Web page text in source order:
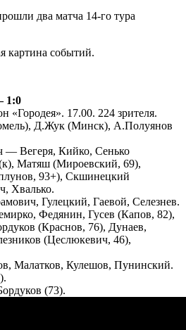
два матча 14-го тура
картина событий.
«Городея». 17.00. 224 зрителя.
Д.Жук (Минск), А.Полуянов
— Вегеря, Кийко, Сенько
Матяш (Мироевский, 69),
93+), Скшинецкий
Хвалько.
Гулецкий, Гаевой, Селезнев.
Федянин, Гусев (Капов, 82),
(Краснов, 76), Дунаев,
(Цеслюкевич, 46),
Малатков, Кулешов, Пунинский.
(73).